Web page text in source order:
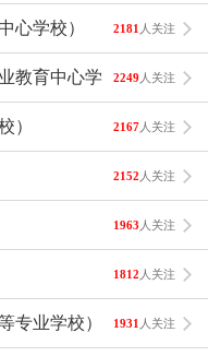
心学校） 2181 人关注
教育中心学校）
2249 人关注
） 2167 人关注
2152 人关注
1963 人关注
1812 人关注
专业学校） 1931 人关注